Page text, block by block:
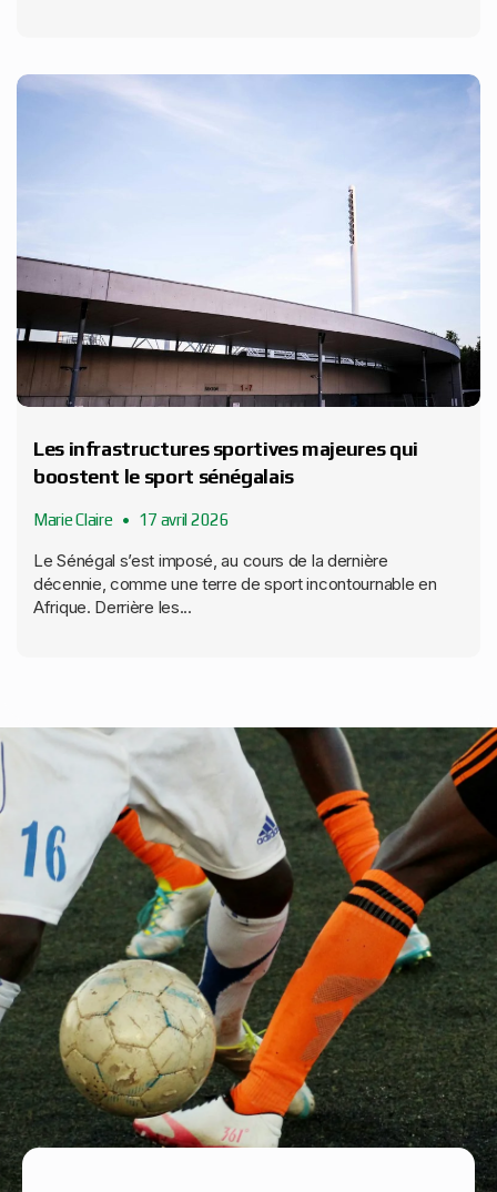
Les infrastructures sportives majeures qui
boostent le sport sénégalais
Marie Claire 17 avril 2026
Le Sénégal s’est imposé, au cours de la dernière
décennie, comme une terre de sport incontournable en
Afrique. Derrière les...